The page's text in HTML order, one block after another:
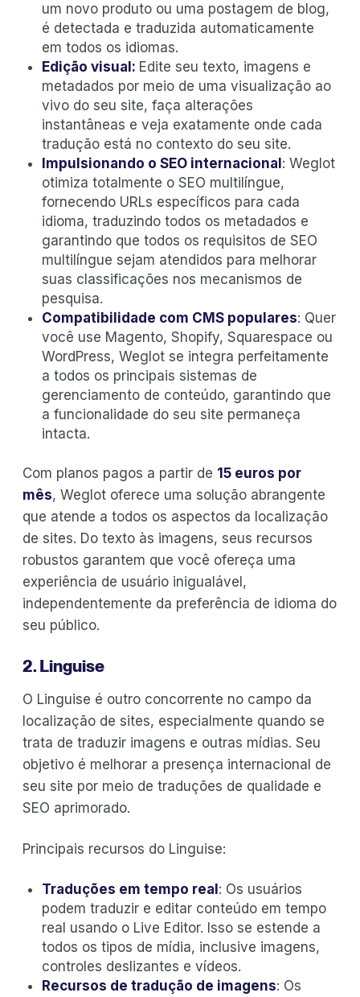
um novo produto ou uma postagem de blog,
é detectada e traduzida automaticamente
em todos os idiomas.
Edição visual: Edite seu texto, imagens e
metadados por meio de uma visualização ao
vivo do seu site, faça alterações
instantâneas e veja exatamente onde cada
tradução está no contexto do seu site.
Impulsionando o SEO internacional : Weglot
otimiza totalmente o SEO multilíngue,
fornecendo URLs específicos para cada
idioma, traduzindo todos os metadados e
garantindo que todos os requisitos de SEO
multilíngue sejam atendidos para melhorar
suas classificações nos mecanismos de
pesquisa.
Compatibilidade com CMS populares: Quer
você use Magento, Shopify, Squarespace ou
WordPress, Weglot se integra perfeitamente
a todos os principais sistemas de
gerenciamento de conteúdo, garantindo que
a funcionalidade do seu site permaneça
intacta.
Com planos pagos a partir de 15 euros por
mês, Weglot oferece uma solução abrangente
que atende a todos os aspectos da localização
de sites. Do texto às imagens, seus recursos
robustos garantem que você ofereça uma
experiência de usuário inigualável,
independentemente da preferência de idioma do
seu público.
2. Linguise
O Linguise é outro concorrente no campo da
localização de sites, especialmente quando se
trata de traduzir imagens e outras mídias. Seu
objetivo é melhorar a presença internacional de
seu site por meio de traduções de qualidade e
SEO aprimorado.
Principais recursos do Linguise:
Traduções em tempo real : Os usuários
podem traduzir e editar conteúdo em tempo
real usando o Live Editor. Isso se estende a
todos os tipos de mídia, inclusive imagens,
controles deslizantes e vídeos.
Recursos de tradução de imagens: Os